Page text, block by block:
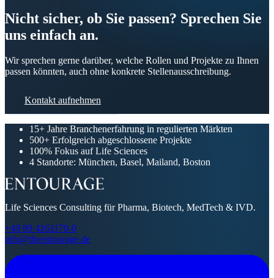
Nicht sicher, ob Sie passen? Sprechen Sie
uns einfach an.
Wir sprechen gerne darüber, welche Rollen und Projekte zu Ihnen
passen könnten, auch ohne konkrete Stellenausschreibung.
Kontakt aufnehmen
15+ Jahre Branchenerfahrung in regulierten Märkten
500+ Erfolgreich abgeschlossene Projekte
100% Fokus auf Life Sciences
4 Standorte: München, Basel, Mailand, Boston
Life Sciences Consulting für Pharma, Biotech, MedTech & IVD.
+49 89 4161170-0
info@theentourage.de